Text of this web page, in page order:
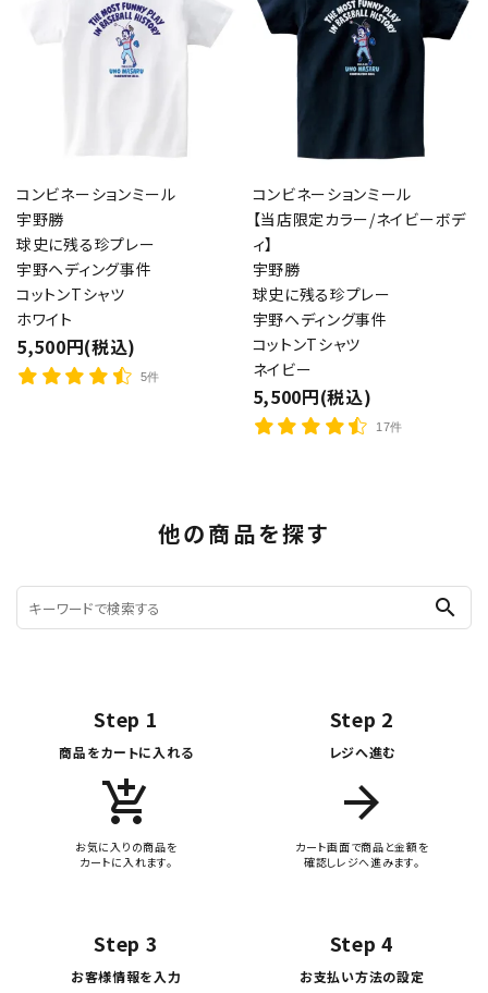
コンビネーションミール
宇野勝
球史に残る珍プレー
宇野ヘディング事件
コットンTシャツ
ホワイト
5,500円(税込)
5件
コンビネーションミール
【当店限定カラー/ネイビーボデ
ィ】
宇野勝
球史に残る珍プレー
宇野ヘディング事件
コットンTシャツ
ネイビー
5,500円(税込)
17件
他の商品を探す
search
Step 1
商品をカートに入れる
add_shopping_cart
お気に入りの商品を
カートに入れます。
Step 2
レジへ進む
arrow_forward
カート画面で商品と金額を
確認しレジへ進みます。
Step 3
お客様情報を入力
Step 4
お支払い方法の設定